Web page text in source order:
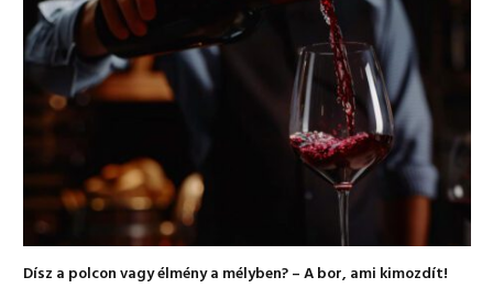
Dísz a polcon vagy élmény a mélyben? – A bor, ami kimozdít!